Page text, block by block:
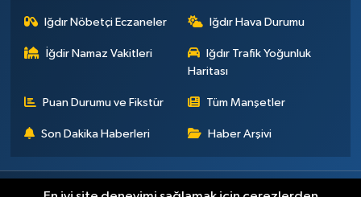
Iğdır Nöbetçi Eczaneler Iğdır Hava Durumu
İğdir Namaz Vakitleri
Iğdır Trafik Yoğunluk
Haritası
Puan Durumu ve Fikstür Tüm Manşetler
Son Dakika Haberleri Haber Arşivi
Künye İletişim Çerez Politikası Gizlilik ilkeleri